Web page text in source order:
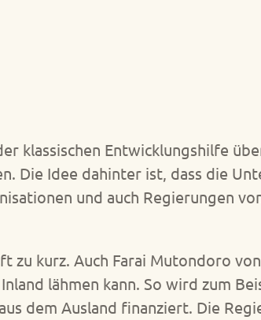
klassischen Entwicklungshilfe
Die Idee dahinter ist, dass die
und auch Regierungen
zu kurz. Auch Farai Mutondoro
lähmen kann. So wird zum
dem Ausland finanziert. Die